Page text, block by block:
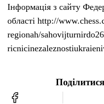
Інформація з сайту
області http://
regionah/